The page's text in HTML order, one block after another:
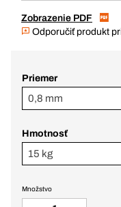
Zobrazenie PDF
Odporučiť produkt
Priemer
0,8 mm
Hmotnosť
15 kg
Množstvo